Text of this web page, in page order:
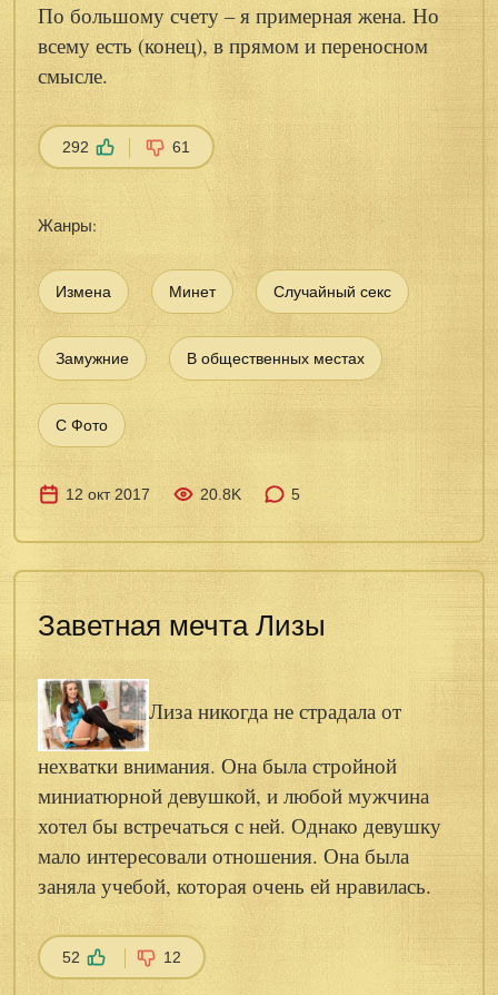
По большому счету – я примерная жена. Но
всему есть (конец), в прямом и переносном
смысле.
292 61
Жанры:
Измена Минет Случайный секс
Замужние В общественных местах
С Фото
12 окт 2017 20.8K 5
Заветная мечта Лизы
Лиза никогда не страдала от
нехватки внимания. Она была стройной
миниатюрной девушкой, и любой мужчина
хотел бы встречаться с ней. Однако девушку
мало интересовали отношения. Она была
заняла учебой, которая очень ей нравилась.
52 12